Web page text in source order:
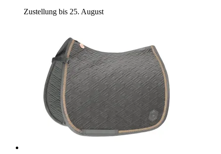
Zustellung bis 25. August